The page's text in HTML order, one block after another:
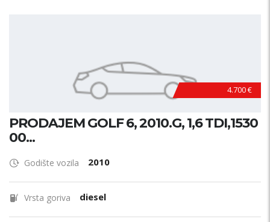
4.700 €
PRODAJEM GOLF 6, 2010.G, 1,6 TDI,1530
00...
Godište vozila 2010
Vrsta goriva diesel